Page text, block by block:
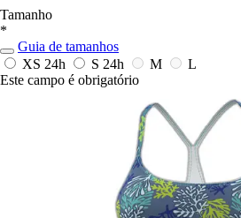
Tamanho
*
Guia de tamanhos
XS 24h S 24h M
L
Este campo é obrigatório